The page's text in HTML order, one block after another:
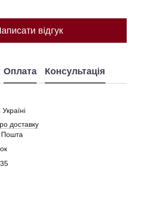
відгук
Оплата Консультація
доставку
Пошта